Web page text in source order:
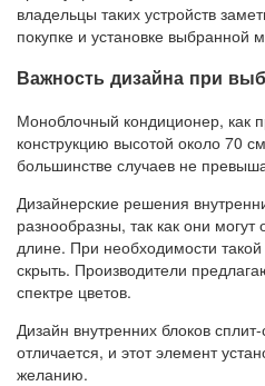
владельцы таких устройств
покупке и установке выбранной
Важность дизайна при
Моноблочный кондиционер, как
конструкцию высотой около 70
большинстве случаев не
Дизайнерские решения
разнообразны, так как они
длине. При необходимости
скрыть. Производители
спектре цветов.
Дизайн внутренних блоков
отличается, и этот элемент
желанию.